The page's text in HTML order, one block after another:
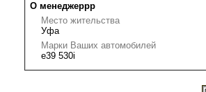
О менеджеррр
Место жительства
Уфа
Марки Ваших автомобилей
е39 530i